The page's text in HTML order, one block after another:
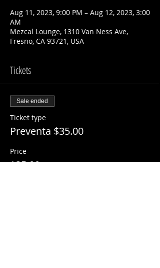
Aug 11, 2023, 9:00 PM – Aug 12, 2023, 3:00
AM
Mezcal Lounge, 1310 Van Ness Ave,
Fresno, CA 93721, USA
Tickets
Sale ended
Ticket type
Preventa $35.00
Price
$35.00